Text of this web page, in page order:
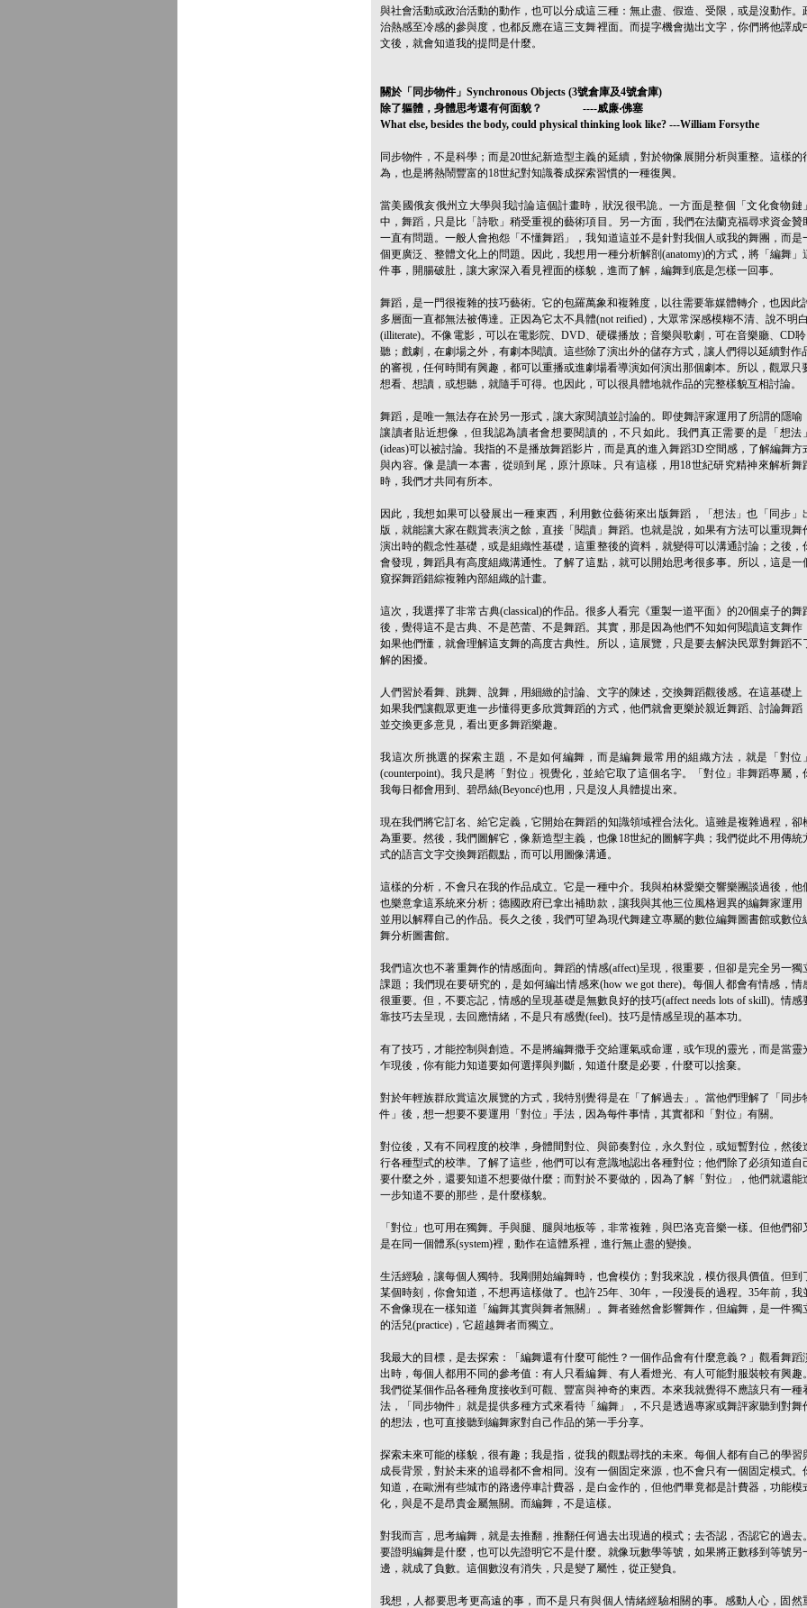
與社會活動或政治活動的動作，也可以分成這三種：無止盡、假造、受限，或是沒動作。
治熱感至冷感的參與度，也都反應在這三支舞裡面。而提字機會拋出文字，你們將他譯成
文後，就會知道我的提問是什麼。
關於「同步物件」Synchronous Objects (3號倉庫及4號倉庫)
除了軀體，身體思考還有何面貌？ ----威廉‧佛塞
What else, besides the body, could physical thinking look like? ---William Forsythe
同步物件，不是科學；而是20世紀新造型主義的延續，對於物像展開分析與重整。這樣的
為，也是將熱鬧豐富的18世紀對知識養成探索習慣的一種復興。
當美國俄亥俄州立大學與我討論這個計畫時，狀況很弔詭。一方面是整個「文化食物鏈」
中，舞蹈，只是比「詩歌」稍受重視的藝術項目。另一方面，我們在法蘭克福尋求資金贊
一直有問題。一般人會抱怨「不懂舞蹈」，我知道這並不是針對我個人或我的舞團，而是
個更廣泛、整體文化上的問題。因此，我想用一種分析解剖(anatomy)的方式，將「編舞」
件事，開腸破肚，讓大家深入看見裡面的樣貌，進而了解，編舞到底是怎樣一回事。
舞蹈，是一門很複雜的技巧藝術。它的包羅萬象和複雜度，以往需要靠媒體轉介，也因此
多層面一直都無法被傳達。正因為它太不具體(not reified)，大眾常深感模糊不清、說不明白
(illiterate)。不像電影，可以在電影院、DVD、硬碟播放；音樂與歌劇，可在音樂廳、CD聆
聽；戲劇，在劇場之外，有劇本閱讀。這些除了演出外的儲存方式，讓人們得以延續對作
的審視，任何時間有興趣，都可以重播或進劇場看導演如何演出那個劇本。所以，觀眾只
想看、想讀，或想聽，就隨手可得。也因此，可以很具體地就作品的完整樣貌互相討論。
舞蹈，是唯一無法存在於另一形式，讓大家閱讀並討論的。即使舞評家運用了所謂的隱喻
讓讀者貼近想像，但我認為讀者會想要閱讀的，不只如此。我們真正需要的是「想法」
(ideas)可以被討論。我指的不是播放舞蹈影片，而是真的進入舞蹈3D空間感，了解編舞方
與內容。像是讀一本書，從頭到尾，原汁原味。只有這樣，用18世紀研究精神來解析舞
時，我們才共同有所本。
因此，我想如果可以發展出一種東西，利用數位藝術來出版舞蹈，「想法」也「同步」
版，就能讓大家在觀賞表演之餘，直接「閱讀」舞蹈。也就是說，如果有方法可以重現舞
演出時的觀念性基礎，或是組織性基礎，這重整後的資料，就變得可以溝通討論；之後，
會發現，舞蹈具有高度組織溝通性。了解了這點，就可以開始思考很多事。所以，這是一
窺探舞蹈錯綜複雜內部組織的計畫。
這次，我選擇了非常古典(classical)的作品。很多人看完《重製一道平面》的20個桌子的舞
後，覺得這不是古典、不是芭蕾、不是舞蹈。其實，那是因為他們不知如何閱讀這支舞作
如果他們懂，就會理解這支舞的高度古典性。所以，這展覽，只是要去解決民眾對舞蹈不
解的困擾。
人們習於看舞、跳舞、說舞，用細緻的討論、文字的陳述，交換舞蹈觀後感。在這基礎上
如果我們讓觀眾更進一步懂得更多欣賞舞蹈的方式，他們就會更樂於親近舞蹈、討論舞蹈
並交換更多意見，看出更多舞蹈樂趣。
我這次所挑選的探索主題，不是如何編舞，而是編舞最常用的組織方法，就是「對位」
(counterpoint)。我只是將「對位」視覺化，並給它取了這個名字。「對位」非舞蹈專屬，
我每日都會用到、碧昂絲(Beyoncé)也用，只是沒人具體提出來。
現在我們將它訂名、給它定義，它開始在舞蹈的知識領域裡合法化。這雖是複雜過程，卻
為重要。然後，我們圖解它，像新造型主義，也像18世紀的圖解字典；我們從此不用傳統
式的語言文字交換舞蹈觀點，而可以用圖像溝通。
這樣的分析，不會只在我的作品成立。它是一種中介。我與柏林愛樂交響樂團談過後，他
也樂意拿這系統來分析；德國政府已拿出補助款，讓我與其他三位風格迥異的編舞家運用
並用以解釋自己的作品。長久之後，我們可望為現代舞建立專屬的數位編舞圖書館或數位
舞分析圖書館。
我們這次也不著重舞作的情感面向。舞蹈的情感(affect)呈現，很重要，但卻是完全另一獨
課題；我們現在要研究的，是如何編出情感來(how we got there)。每個人都會有情感，情
很重要。但，不要忘記，情感的呈現基礎是無數良好的技巧(affect needs lots of skill)。情感
靠技巧去呈現，去回應情緒，不是只有感覺(feel)。技巧是情感呈現的基本功。
有了技巧，才能控制與創造。不是將編舞撒手交給運氣或命運，或乍現的靈光，而是當靈
乍現後，你有能力知道要如何選擇與判斷，知道什麼是必要，什麼可以捨棄。
對於年輕族群欣賞這次展覽的方式，我特別覺得是在「了解過去」。當他們理解了「同步
件」後，想一想要不要運用「對位」手法，因為每件事情，其實都和「對位」有關。
對位後，又有不同程度的校準，身體間對位、與節奏對位，永久對位，或短暫對位，然後
行各種型式的校準。了解了這些，他們可以有意識地認出各種對位；他們除了必須知道自
要什麼之外，還要知道不想要做什麼；而對於不要做的，因為了解「對位」，他們就還能
一步知道不要的那些，是什麼樣貌。
「對位」也可用在獨舞。手與腿、腿與地板等，非常複雜，與巴洛克音樂一樣。但他們卻
是在同一個體系(system)裡，動作在這體系裡，進行無止盡的變換。
生活經驗，讓每個人獨特。我剛開始編舞時，也會模仿；對我來說，模仿很具價值。但到
某個時刻，你會知道，不想再這樣做了。也許25年、30年，一段漫長的過程。35年前，我
不會像現在一樣知道「編舞其實與舞者無關」。舞者雖然會影響舞作，但編舞，是一件獨
的活兒(practice)，它超越舞者而獨立。
我最大的目標，是去探索：「編舞還有什麼可能性？一個作品會有什麼意義？」觀看舞蹈
出時，每個人都用不同的參考值：有人只看編舞、有人看燈光、有人可能對服裝較有興趣。
我們從某個作品各種角度接收到可觀、豐富與神奇的東西。本來我就覺得不應該只有一種
法，「同步物件」就是提供多種方式來看待「編舞」，不只是透過專家或舞評家聽到對舞
的想法，也可直接聽到編舞家對自己作品的第一手分享。
探索未來可能的樣貌，很有趣；我是指，從我的觀點尋找的未來。每個人都有自己的學習
成長背景，對於未來的追尋都不會相同。沒有一個固定來源，也不會只有一個固定模式。
知道，在歐洲有些城市的路邊停車計費器，是白金作的，但他們畢竟都是計費器，功能模
化，與是不是昂貴金屬無關。而編舞，不是這樣。
對我而言，思考編舞，就是去推翻，推翻任何過去出現過的模式；去否認，否認它的過去。
要證明編舞是什麼，也可以先證明它不是什麼。就像玩數學等號，如果將正數移到等號另
邊，就成了負數。這個數沒有消失，只是變了屬性，從正變負。
我想，人都要思考更高遠的事，而不是只有與個人情緒經驗相關的事。感動人心，固然